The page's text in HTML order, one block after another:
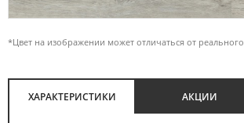
*Цвет на изображении может отличаться от реального
ХАРАКТЕРИСТИКИ АКЦИИ